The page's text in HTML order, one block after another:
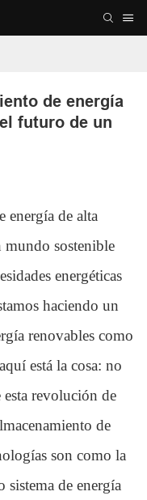
de energía
futuro de un
energía de alta
mundo sostenible
energéticas
haciendo un
renovables como
está la cosa: no
revolución de
de
son como la
sistema de energía